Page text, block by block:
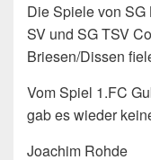
Die Spiele von
SV und SG TSV
Briesen/Dissen
Vom Spiel 1.FC
gab es wieder
Joachim Rohde